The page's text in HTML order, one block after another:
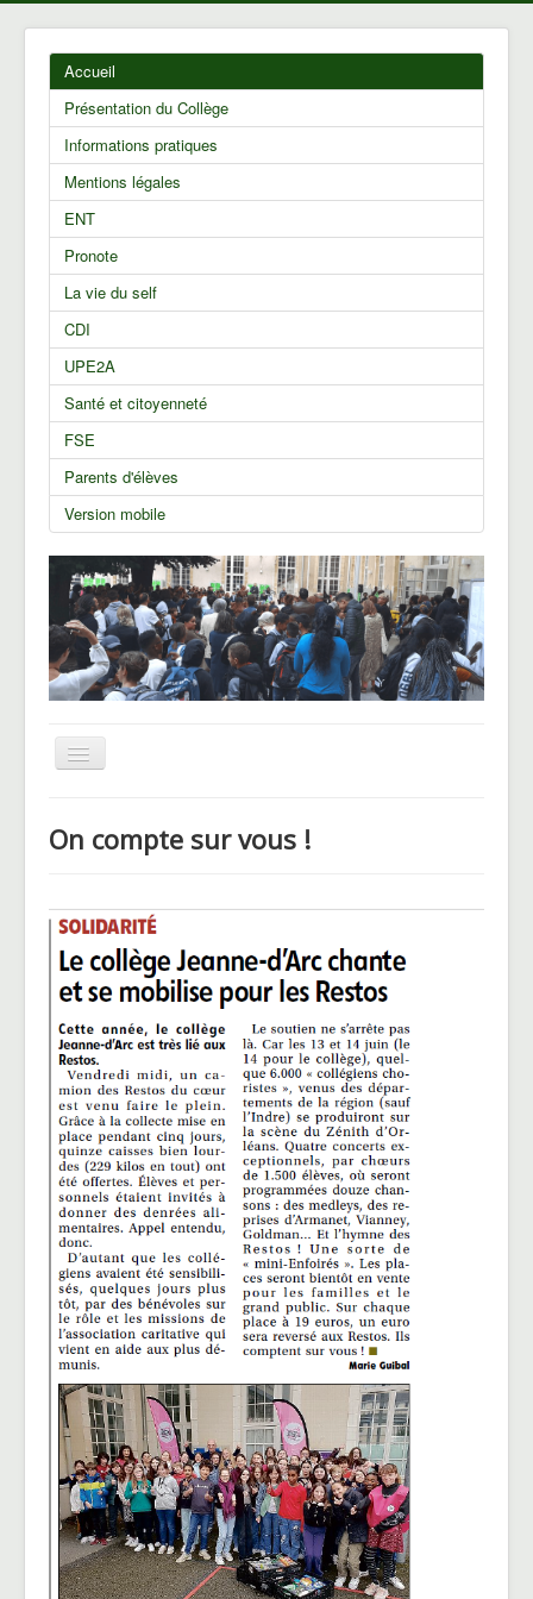
Accueil
Présentation du Collège
Informations pratiques
Mentions légales
ENT
Pronote
La vie du self
CDI
UPE2A
Santé et citoyenneté
FSE
Parents d'élèves
Version mobile
Basculer
la
CHAM
Voyages et sorties
Blog des Hellenautes
On compte sur vous !